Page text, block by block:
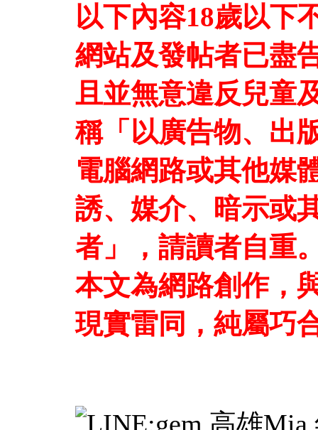
以下內容18歲以下
網站及發帖者已盡
且並無意違反兒童
稱「以廣告物、出
電腦網路或其他媒
誘、媒介、暗示或
者」，請讀者自重
本文為網路創作，
現實雷同，純屬巧